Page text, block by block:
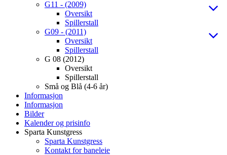
G11 - (2009)
Oversikt
Spillerstall
G09 - (2011)
Oversikt
Spillerstall
G 08 (2012)
Oversikt
Spillerstall
Små og Blå (4-6 år)
Informasjon
Informasjon
Bilder
Kalender og prisinfo
Sparta Kunstgress
Sparta Kunstgress
Kontakt for baneleie